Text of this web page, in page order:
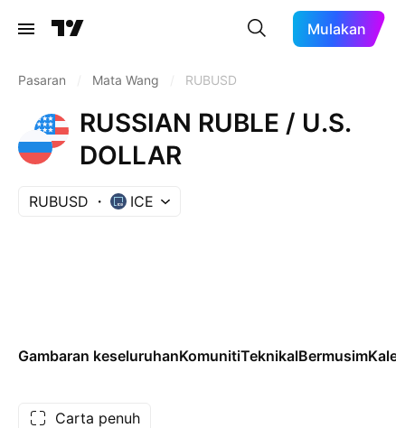
Mulakan
Pasaran Mata Wang RUBUSD
RUSSIAN RUBLE / U.S.
DOLLAR
RUBUSD ICE
Gambaran keseluruhanKomunitiTeknikalBermusim
Carta penuh